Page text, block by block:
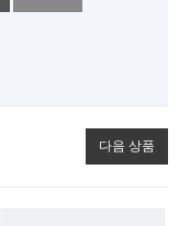
다음 상품